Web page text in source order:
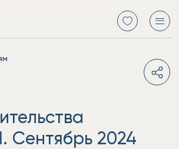
2024